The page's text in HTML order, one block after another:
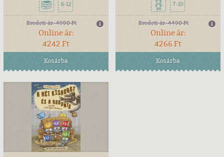
6-12
Eredeti ár:4990 Ft
Online ár:
4242 Ft
Kosárba
7-10
Eredeti ár:4490 Ft
Online ár:
4266 Ft
Kosárba